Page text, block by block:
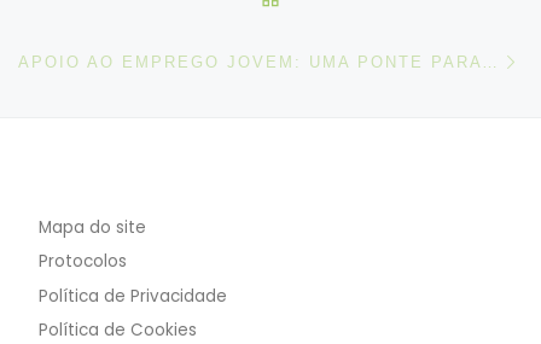
Mapa do site
Protocolos
Política de Privacidade
Política de Cookies